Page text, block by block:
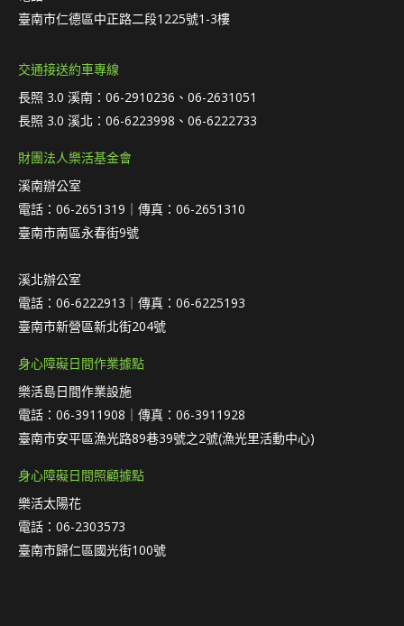
臺南市仁德區中正路二段1225號1-3樓
交通接送約車專線
長照 3.0 溪南：06-2910236、06-2631051
長照 3.0 溪北：06-6223998、06-6222733
財團法人樂活基金會
溪南辦公室
電話：06-2651319｜傳真：06-2651310
臺南市南區永春街9號
溪北辦公室
電話：06-6222913｜傳真：06-6225193
臺南市新營區新北街204號
身心障礙日間作業據點
樂活島日間作業設施
電話：06-3911908｜傳真：06-3911928
臺南市安平區漁光路89巷39號之2號(漁光里活動中心)
身心障礙日間照顧據點
樂活太陽花
電話：06-2303573
臺南市歸仁區國光街100號